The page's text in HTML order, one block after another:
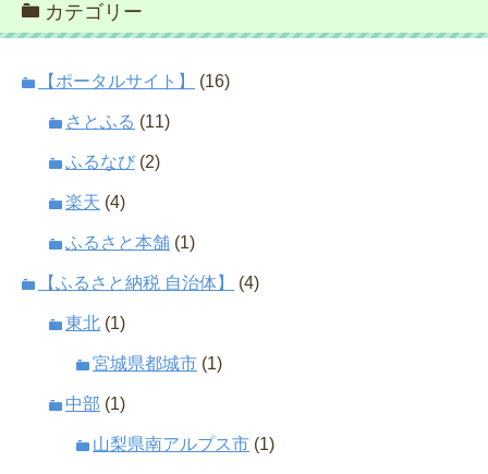
カテゴリー
【ポータルサイト】 (16)
さとふる (11)
ふるなび (2)
楽天 (4)
ふるさと本舗 (1)
【ふるさと納税 自治体】 (4)
東北 (1)
宮城県都城市 (1)
中部 (1)
山梨県南アルプス市 (1)